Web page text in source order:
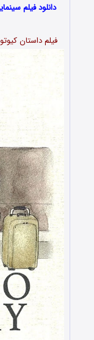
فیلم داستان کیوتو ۲۰۱۰ با کیفیت عالی 1080p & 720p & 480p